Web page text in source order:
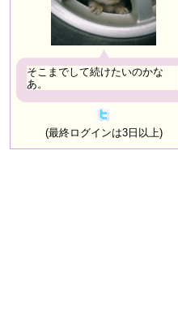
そこまでして続けたいのかな
あ。
(最終ログインは3日以上)